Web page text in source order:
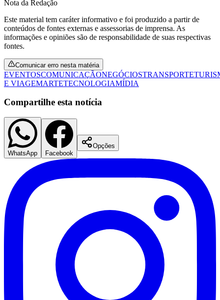
Botafogo
Nota da Redação
Este material tem caráter informativo e foi produzido a partir de
conteúdos de fontes externas e assessorias de imprensa. As
informações e opiniões são de responsabilidade de suas respectivas
fontes.
Comunicar erro nesta matéria
EVENTOSCOMUNICAÇÃONEGÓCIOSTRANSPORTE
E VIAGEMARTETECNOLOGIAMÍDIA
Compartilhe esta notícia
WhatsApp Facebook
Opções